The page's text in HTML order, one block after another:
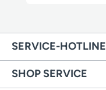
SERVICE-HOTLINE
SHOP SERVICE